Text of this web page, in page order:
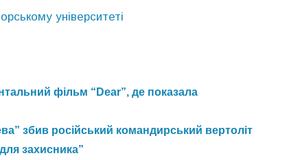
університеті
фільм “Dear”, де показала
збив російський командирський вертоліт
захисника”